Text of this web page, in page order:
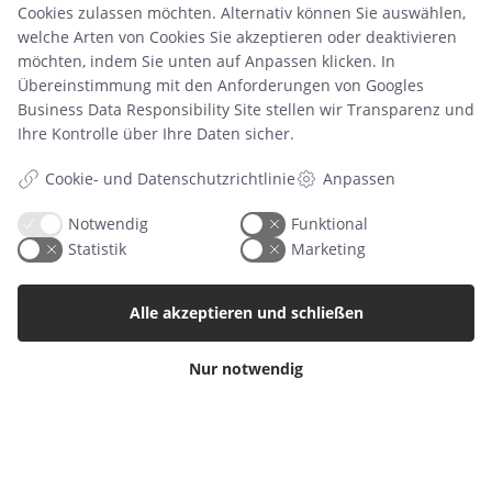
Produkt
Retourenetikett
Kategorien
Babyalbum
Einladungen
Cookies zulassen möchten. Alternativ können Sie auswählen,
welche Arten von Cookies Sie akzeptieren oder deaktivieren
möchten, indem Sie unten auf Anpassen klicken. In
Übereinstimmung mit den Anforderungen von Googles
Business Data Responsibility Site stellen wir Transparenz und
Ihre Kontrolle über Ihre Daten sicher.
Cookie- und Datenschutzrichtlinie Anpassen
Notwendig
Funktional
Statistik
Marketing
Nur notwendig
Alle akzeptieren und schließen